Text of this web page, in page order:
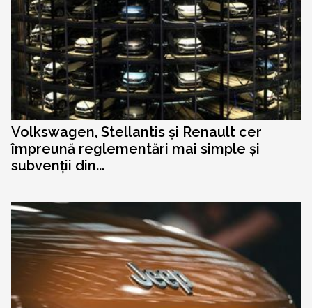
Volkswagen, Stellantis și Renault cer
împreună reglementări mai simple și
subvenții din...